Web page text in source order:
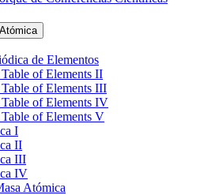
de Elementos
of Elements II
of Elements III
of Elements IV
of Elements V
I
II
III
IV
Atómica